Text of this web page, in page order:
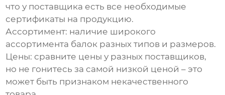
что у поставщика есть все необходимые
сертификаты на продукцию.
Ассортимент: наличие широкого
ассортимента балок разных типов и размеров.
Цены: сравните цены у разных поставщиков,
но не гонитесь за самой низкой ценой – это
может быть признаком некачественного